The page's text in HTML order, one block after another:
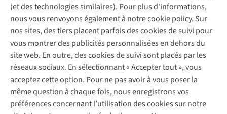
(et des technologies similaires). Pour plus d'informations,
nous vous renvoyons également à notre cookie policy. Sur
nos sites, des tiers placent parfois des cookies de suivi pour
vous montrer des publicités personnalisées en dehors du
site web. En outre, des cookies de suivi sont placés par les
réseaux sociaux. En sélectionnant « Accepter tout », vous
acceptez cette option. Pour ne pas avoir à vous poser la
même question à chaque fois, nous enregistrons vos
préférences concernant l’utilisation des cookies sur notre
Réparation de chaussures
Réparation de vêtements
Retouches
Pour les entreprises
Gear Check
Expertise & conseils
Abonnez-vous à la newsletter
Suivez-nous